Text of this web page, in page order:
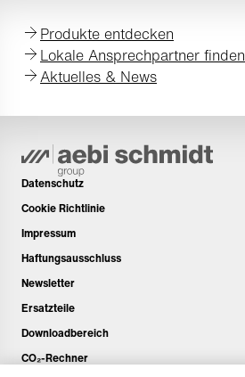
Produkte entdecken
Lokale Ansprechpartner finden
Aktuelles & News
Datenschutz
Cookie Richtlinie
Impressum
Haftungsausschluss
Newsletter
Ersatzteile
Downloadbereich
CO₂-Rechner